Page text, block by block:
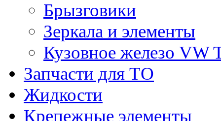
Брызговики
Зеркала и элементы
Кузовное железо VW
Запчасти для ТО
Жидкости
Крепежные элементы